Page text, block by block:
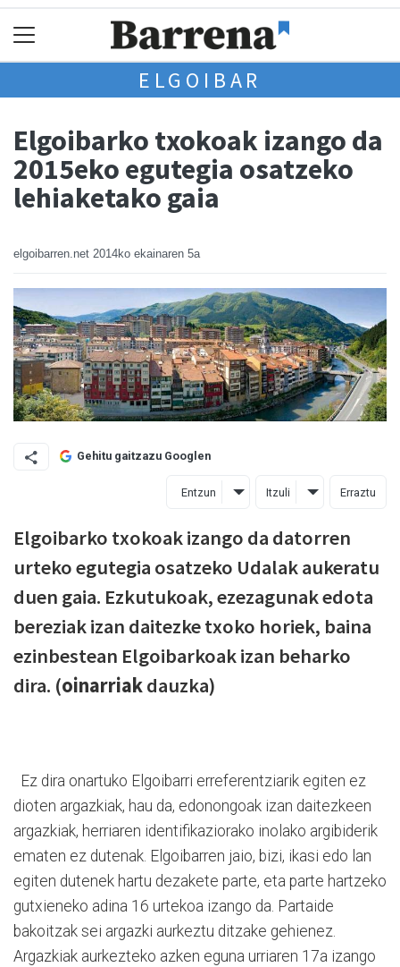
ELGOIBAR
Elgoibarko txokoak izango da
2015eko egutegia osatzeko
lehiaketako gaia
elgoibarren.net 2014ko ekainaren 5a
Gehitu gaitzazu Googlen
Entzun Itzuli Erraztu
Elgoibarko txokoak izango da datorren
urteko egutegia osatzeko Udalak aukeratu
duen gaia. Ezkutukoak, ezezagunak edota
bereziak izan daitezke txoko horiek, baina
ezinbestean Elgoibarkoak izan beharko
dira. (oinarriakdauzka)
Ez dira onartuko Elgoibarri erreferentziarik egiten ez
dioten argazkiak, hau da, edonongoak izan daitezkeen
argazkiak, herriaren identifikaziorako inolako argibiderik
ematen ez dutenak. Elgoibarren jaio, bizi, ikasi edo lan
egiten dutenek hartu dezakete parte, eta parte hartzeko
gutxieneko adina 16 urtekoa izango da. Partaide
bakoitzak sei argazki aurkeztu ditzake gehienez.
Argazkiak aurkezteko azken eguna urriaren 17a izango